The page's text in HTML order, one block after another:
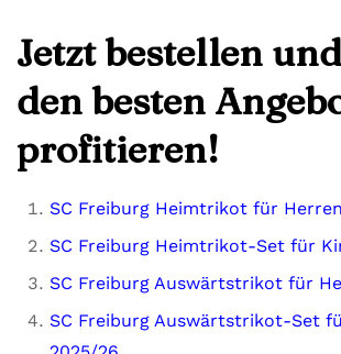
Jetzt bestellen
den besten
profitieren!
SC Freiburg Heimtrikot für
SC Freiburg Heimtrikot-Set für
SC Freiburg Auswärtstrikot für
SC Freiburg Auswärtstrikot-Set